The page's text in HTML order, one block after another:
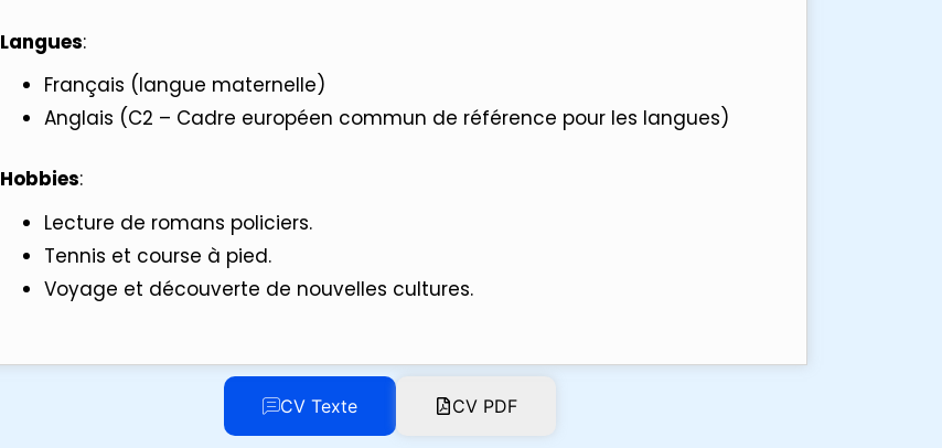
CV Texte CV PDF
Langues:
Français (langue maternelle)
Anglais (C2 – Cadre européen commun de référence pour les langues)
Hobbies:
Lecture de romans policiers.
Tennis et course à pied.
Voyage et découverte de nouvelles cultures.